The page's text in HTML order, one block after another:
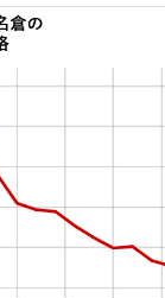
15万円
14万円